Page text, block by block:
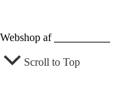
Webshop af
Scroll to Top